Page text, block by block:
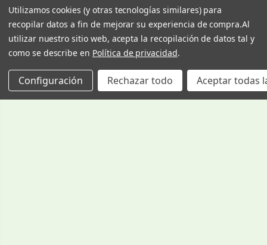
Utilizamos cookies (y otras tecnologías similares) para
recopilar datos a fin de mejorar su experiencia de compra.Al
utilizar nuestro sitio web, acepta la recopilación de datos tal y
como se describe en Política de privacidad.
Configuración Rechazar todo Aceptar todas